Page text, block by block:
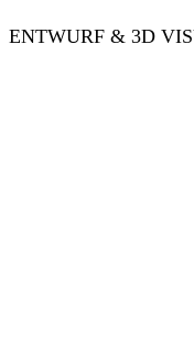
ENTWURF & 3D